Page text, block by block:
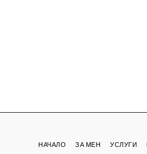
НАЧАЛО ЗА МЕН УСЛУГИ